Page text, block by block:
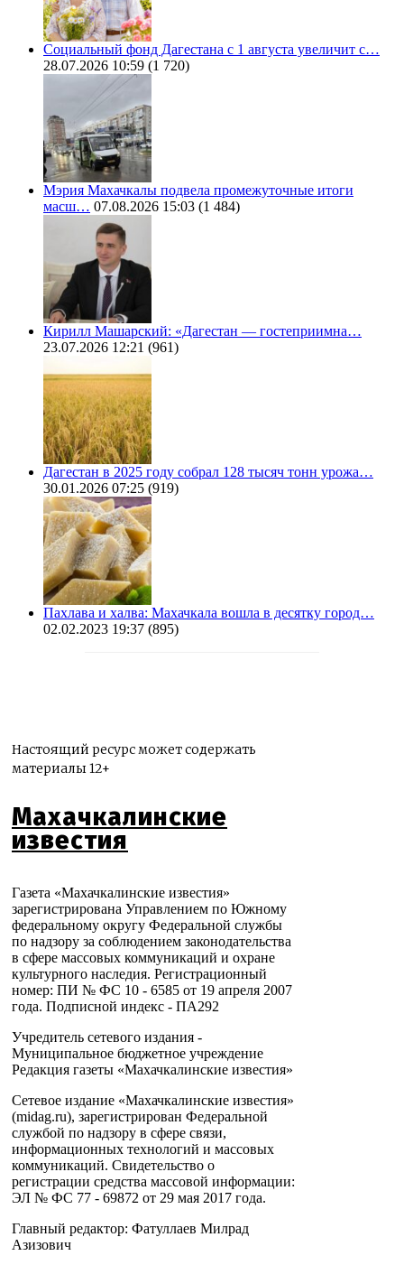
Социальный фонд Дагестана с 1 августа увеличит с…
28.07.2026 10:59 (1 720)
Мэрия Махачкалы подвела промежуточные итоги
масш… 07.08.2026 15:03 (1 484)
Кирилл Машарский: «Дагестан — гостеприимна…
23.07.2026 12:21 (961)
Дагестан в 2025 году собрал 128 тысяч тонн урожа…
30.01.2026 07:25 (919)
Пахлава и халва: Махачкала вошла в десятку город…
02.02.2023 19:37 (895)
Настоящий ресурс может содержать
материалы 12+
Махачкалинские
известия
Газета «Махачкалинские известия»
зарегистрирована Управлением по Южному
федеральному округу Федеральной службы
по надзору за соблюдением законодательства
в сфере массовых коммуникаций и охране
культурного наследия. Регистрационный
номер: ПИ № ФС 10 - 6585 от 19 апреля 2007
года. Подписной индекс - ПА292
Учредитель сетевого издания -
Муниципальное бюджетное учреждение
Редакция газеты «Махачкалинские известия»
Сетевое издание «Махачкалинские известия»
(midag.ru), зарегистрирован Федеральной
службой по надзору в сфере связи,
информационных технологий и массовых
коммуникаций. Свидетельство о
регистрации средства массовой информации:
ЭЛ № ФС 77 - 69872 от 29 мая 2017 года.
Главный редактор: Фатуллаев Милрад
Азизович